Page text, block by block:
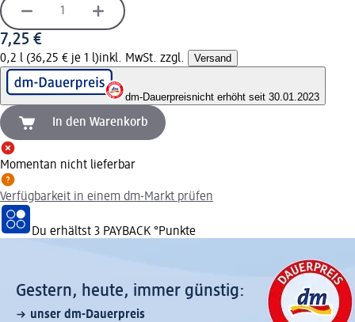
7,25 €
0,2 l (36,25 € je 1 l)inkl. MwSt. zzgl. Versand
dm-Dauerpreisnicht erhöht seit 30.01.2023
In den Warenkorb
Momentan nicht lieferbar
Verfügbarkeit in einem dm-Markt prüfen
Du erhältst 3 PAYBACK °Punkte
Gestern, heute, immer günstig:
unser dm-Dauerpreis